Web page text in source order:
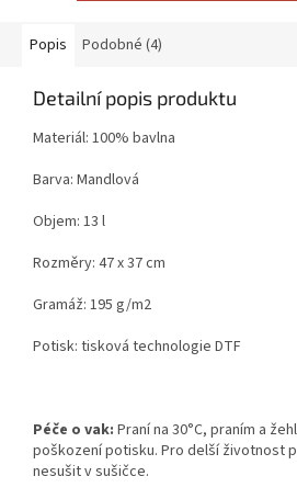
Popis Podobné (4)
Detailní popis produktu
Materiál: 100% bavlna
Barva: Mandlová
Objem: 13 l
Rozměry: 47 x 37 cm
Gramáž: 195 g/m2
Potisk: tisková technologie DTF
Péče o vak: Praní na 30°C, praním a
poškození potisku. Pro delší životnost
nesušit v sušičce.